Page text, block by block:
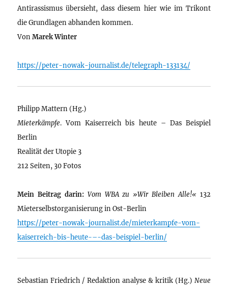
Antirassismus übersieht, dass diesem hier wie im Trikont
die Grundlagen abhanden kommen.
VonMarek Winter
https://peter-nowak-journalist.de/telegraph-133134/
Philipp Mattern (Hg.)
Mieterkämpfe. Vom Kaiserreich bis heute – Das Beispiel
Berlin
Realität der Utopie 3
212 Seiten, 30 Fotos
Mein Beitrag darin: Vom WBA zu »Wir Bleiben Alle!« 132
Mieterselbstorganisierung in Ost-Berlin
https://peter-nowak-journalist.de/mieterkampfe-vom-
kaiserreich-bis-heute-–-das-beispiel-berlin/
Sebastian Friedrich / Redaktion analyse & kritik (Hg.) Neue